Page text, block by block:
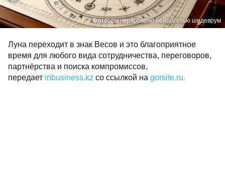
Фото:сгенерировано нейросетью шедеврум
Луна переходит в знак Весов и это благоприятное
время для любого вида сотрудничества, переговоров,
партнёрства и поиска компромиссов,
передает inbusiness.kz со ссылкой на gorsite.ru.